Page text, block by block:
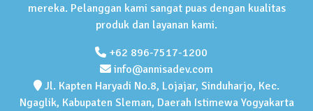
mereka. Pelanggan kami sangat puas dengan kualitas
produk dan layanan kami.
+62 896-7517-1200
info@annisadev.com
Jl. Kapten Haryadi No.8, Lojajar, Sinduharjo, Kec.
Ngaglik, Kabupaten Sleman, Daerah Istimewa Yogyakarta